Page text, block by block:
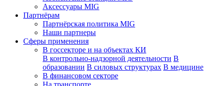
Аксессуары MIG
Партнёрам
Партнёрская политика MIG
Наши партнеры
Сферы применения
В госсекторе и на объектах КИ
В контрольно-надзорной деятельности В
образовании В силовых структурах В медицине
В финансовом секторе
На транспорте